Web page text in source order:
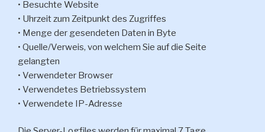
• Besuchte Website
• Uhrzeit zum Zeitpunkt des Zugriffes
• Menge der gesendeten Daten in Byte
• Quelle/Verweis, von welchem Sie auf die Seite
gelangten
• Verwendeter Browser
• Verwendetes Betriebssystem
• Verwendete IP-Adresse